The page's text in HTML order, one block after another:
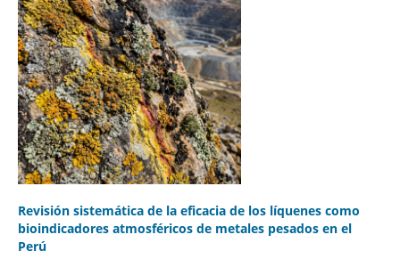
Revisión sistemática de la eficacia de los líquenes como
bioindicadores atmosféricos de metales pesados en el
Perú